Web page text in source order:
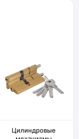
Цилиндровые